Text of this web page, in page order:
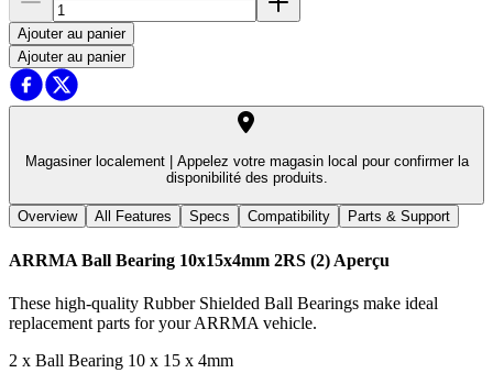
Ajouter au panier
Ajouter au panier
Magasiner localement |
Appelez votre magasin local pour confirmer la
disponibilité des produits.
Overview All Features Specs Compatibility Parts & Support
ARRMA Ball Bearing 10x15x4mm 2RS (2) Aperçu
These high-quality Rubber Shielded Ball Bearings make ideal
replacement parts for your ARRMA vehicle.
2 x Ball Bearing 10 x 15 x 4mm